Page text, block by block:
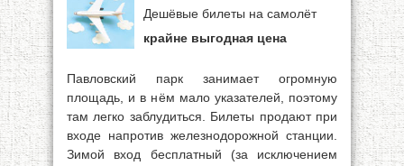
Дешёвые билеты на самолёт
крайне выгодная цена
Павловский парк занимает огромную
площадь, и в нём мало указателей, поэтому
там легко заблудиться. Билеты продают при
входе напротив железнодорожной станции.
Зимой вход бесплатный (за исключением